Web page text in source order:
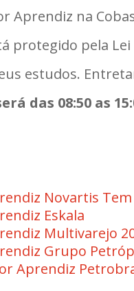
Aprendiz na
protegido pela
estudos.
das 08:50 as
Novartis Tem
Eskala
Multivarejo
Grupo
Aprendiz